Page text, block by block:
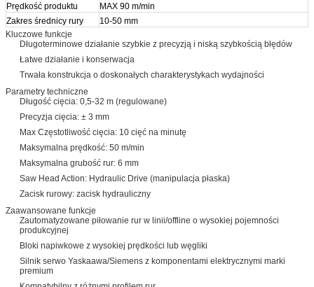
Prędkość produktu
MAX 90 m/min
Zakres średnicy rury
10-50 mm
Kluczowe funkcje
Długoterminowe działanie szybkie z precyzją i niską szybkością błędów
Łatwe działanie i konserwacja
Trwała konstrukcja o doskonałych charakterystykach wydajności
Parametry techniczne
Długość cięcia: 0,5-32 m (regulowane)
Precyzja cięcia: ± 3 mm
Max Częstotliwość cięcia: 10 cięć na minutę
Maksymalna prędkość: 50 m/min
Maksymalna grubość rur: 6 mm
Saw Head Action: Hydraulic Drive (manipulacja płaska)
Zacisk rurowy: zacisk hydrauliczny
Zaawansowane funkcje
Zautomatyzowane piłowanie rur w linii/offline o wysokiej pojemności
produkcyjnej
Bloki napiwkowe z wysokiej prędkości lub węgliki
Silnik serwo Yaskaawa/Siemens z komponentami elektrycznymi marki
premium